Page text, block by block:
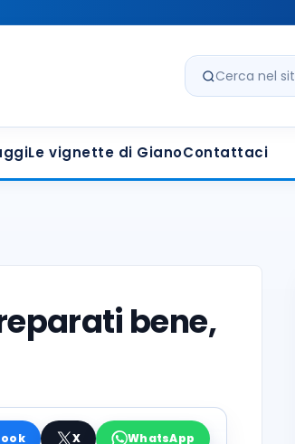
Cerca nel sito
Le vignette di GianoContattaci
bene,
X WhatsApp